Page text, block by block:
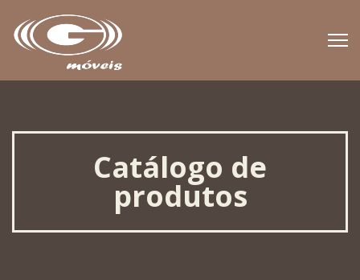
Catálogo de
produtos